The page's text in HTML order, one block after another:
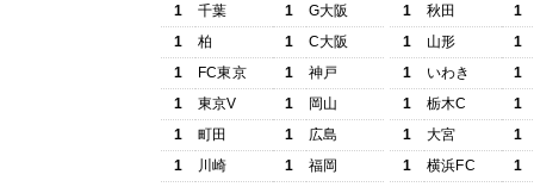
1
千葉 1
G大阪
1
柏 1
C大阪
1
FC東京 1
神戸
1
東京V 1
岡山
1
町田 1
広島
1
川崎 1
福岡
1
秋田
1
1
山形
1
1
いわき
1
1
栃木C
1
1
大宮
1
1
横浜FC
1